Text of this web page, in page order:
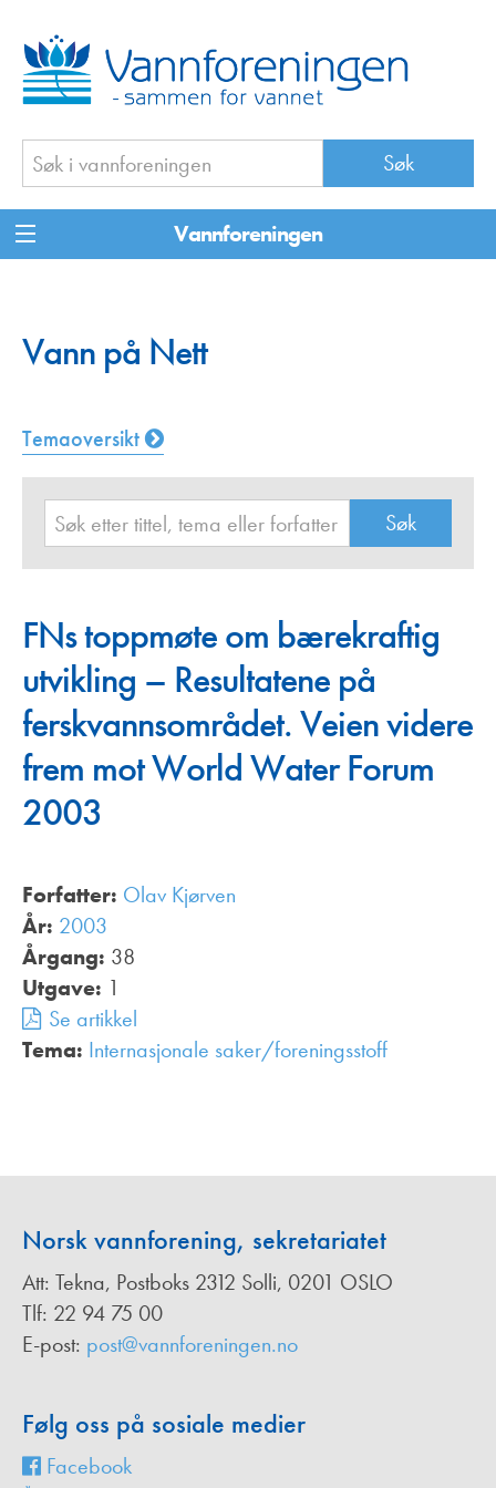
Vannforeningen
Vann på Nett
Temaoversikt
FNs toppmøte om bærekraftig
utvikling – Resultatene på
ferskvannsområdet. Veien videre
frem mot World Water Forum
2003
Forfatter: Olav Kjørven
År: 2003
Årgang: 38
Utgave: 1
Se artikkel
Tema: Internasjonale saker/foreningsstoff
Norsk vannforening, sekretariatet
Att: Tekna, Postboks 2312 Solli, 0201 OSLO
Tlf: 22 94 75 00
E-post: post@vannforeningen.no
Følg oss på sosiale medier
Facebook